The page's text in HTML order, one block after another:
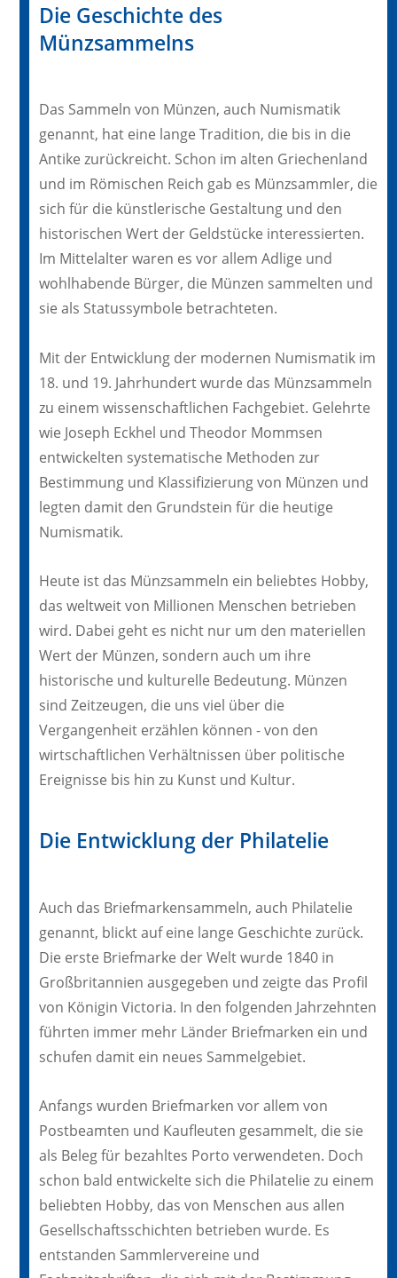
Die Geschichte des
Münzsammelns
Das Sammeln von Münzen, auch Numismatik
genannt, hat eine lange Tradition, die bis in die
Antike zurückreicht. Schon im alten Griechenland
und im Römischen Reich gab es Münzsammler, die
sich für die künstlerische Gestaltung und den
historischen Wert der Geldstücke interessierten.
Im Mittelalter waren es vor allem Adlige und
wohlhabende Bürger, die Münzen sammelten und
sie als Statussymbole betrachteten.
Mit der Entwicklung der modernen Numismatik im
18. und 19. Jahrhundert wurde das Münzsammeln
zu einem wissenschaftlichen Fachgebiet. Gelehrte
wie Joseph Eckhel und Theodor Mommsen
entwickelten systematische Methoden zur
Bestimmung und Klassifizierung von Münzen und
legten damit den Grundstein für die heutige
Numismatik.
Heute ist das Münzsammeln ein beliebtes Hobby,
das weltweit von Millionen Menschen betrieben
wird. Dabei geht es nicht nur um den materiellen
Wert der Münzen, sondern auch um ihre
historische und kulturelle Bedeutung. Münzen
sind Zeitzeugen, die uns viel über die
Vergangenheit erzählen können - von den
wirtschaftlichen Verhältnissen über politische
Ereignisse bis hin zu Kunst und Kultur.
Die Entwicklung der Philatelie
Auch das Briefmarkensammeln, auch Philatelie
genannt, blickt auf eine lange Geschichte zurück.
Die erste Briefmarke der Welt wurde 1840 in
Großbritannien ausgegeben und zeigte das Profil
von Königin Victoria. In den folgenden Jahrzehnten
führten immer mehr Länder Briefmarken ein und
schufen damit ein neues Sammelgebiet.
Anfangs wurden Briefmarken vor allem von
Postbeamten und Kaufleuten gesammelt, die sie
als Beleg für bezahltes Porto verwendeten. Doch
schon bald entwickelte sich die Philatelie zu einem
beliebten Hobby, das von Menschen aus allen
Gesellschaftsschichten betrieben wurde. Es
entstanden Sammlervereine und